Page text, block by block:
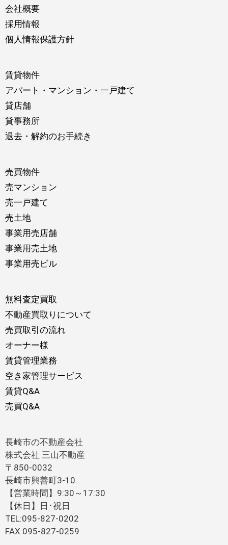
会社概要
採用情報
個人情報保護方針
賃貸物件
アパート・マンション・一戸建て
貸店舗
貸事務所
退去・解約のお手続き
売買物件
売マンション
売一戸建て
売土地
事業用売店舗
事業用売土地
事業用売ビル
無料査定買取
不動産買取りについて
売買取引の流れ
オーナー様
賃貸管理業務
空き家管理サービス
賃貸Q&A
売買Q&A
長崎市の不動産会社
株式会社 三山不動産
〒850-0032
長崎市興善町3-10
【営業時間】9:30～17:30
【休日】日･祝日
TEL:095-827-0202
FAX:095-827-0259